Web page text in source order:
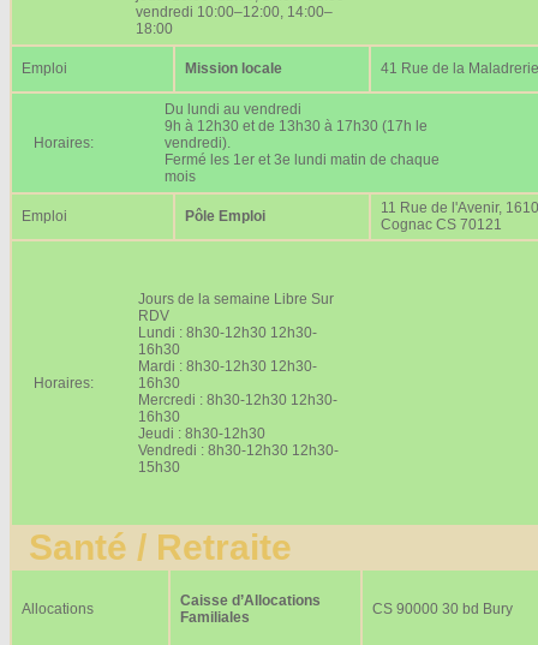
vendredi 10:00–12:00, 14:00–
18:00
Emploi Mission locale 41 Rue de la Maladrerie
Horaires:
Du lundi au vendredi
9h à 12h30 et de 13h30 à 17h30 (17h le
vendredi).
Fermé les 1er et 3e lundi matin de chaque
mois
Emploi Pôle Emploi
11 Rue de l'Avenir,
Cognac CS 70121
Horaires:
Jours de la semaine Libre Sur
RDV
Lundi : 8h30-12h30 12h30-
16h30
Mardi : 8h30-12h30 12h30-
16h30
Mercredi : 8h30-12h30 12h30-
16h30
Jeudi : 8h30-12h30
Vendredi : 8h30-12h30 12h30-
15h30
Santé / Retraite
Allocations
Caisse d’Allocations
Familiales
CS 90000 30 bd Bury